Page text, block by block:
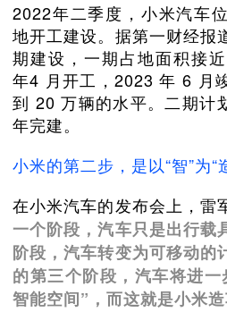
2022年二季度，小米汽车
地开工建设。据第一财经报
期建设，一期占地面积接
年4 月开工，2023 年 6 月
到 20 万辆的水平。二期计
年完建。
小米的第二步，是以“智”为“
在小米汽车的发布会上，雷
一个阶段，汽车只是出行载
阶段，汽车转变为可移动的
的第三个阶段，汽车将进
智能空间”，而这就是小米造